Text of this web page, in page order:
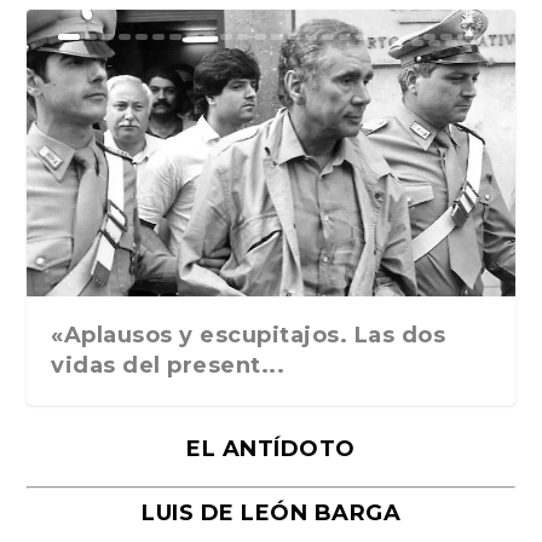
Ground Rules. Alejan...
«Rafael: Poesía subl...
Bienvenidos al circo...
Georges de La Tour. ...
Robert Capa: la hist...
«Aplausos y escupitajos. Las dos
vidas del present...
EL ANTÍDOTO
LUIS DE LEÓN BARGA